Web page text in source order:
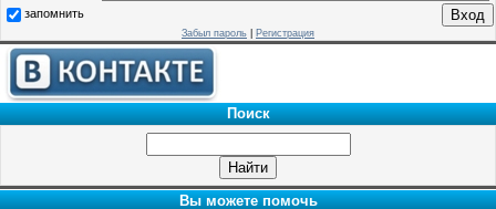
запомнить
Забыл пароль Регистрация
Поиск
Вы можете помочь